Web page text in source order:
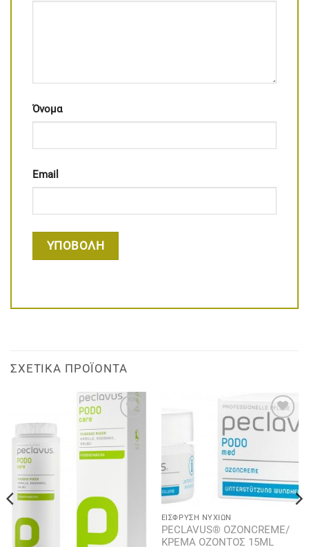
Όνομα
Email
ΣΧΕΤΙΚΆ ΠΡΟΪΌΝΤΑ
Add to
wishlist
Add to
ΕΊΣΦΡΥΣΗ ΝΥΧΙΏΝ
PECLAVUS® OZONCREME/
ΚΡΕΜΑ ΟΖΟΝΤΟΣ 15ML